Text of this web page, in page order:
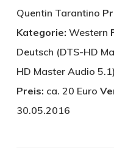
Quentin Tarantino
Kategorie: Western
Deutsch (DTS-HD
HD Master Audio 5.1)
Preis: ca. 20 Euro
30.05.2016